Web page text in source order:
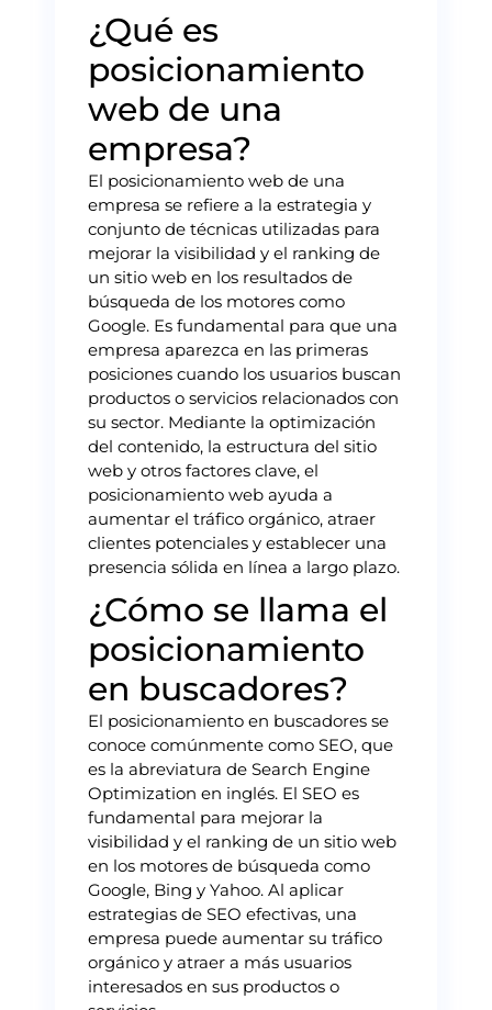
¿Qué es
posicionamiento
web de una
empresa?
El posicionamiento web de una
empresa se refiere a la estrategia y
conjunto de técnicas utilizadas para
mejorar la visibilidad y el ranking de
un sitio web en los resultados de
búsqueda de los motores como
Google. Es fundamental para que una
empresa aparezca en las primeras
posiciones cuando los usuarios buscan
productos o servicios relacionados con
su sector. Mediante la optimización
del contenido, la estructura del sitio
web y otros factores clave, el
posicionamiento web ayuda a
aumentar el tráfico orgánico, atraer
clientes potenciales y establecer una
presencia sólida en línea a largo plazo.
¿Cómo se llama el
posicionamiento
en buscadores?
El posicionamiento en buscadores se
conoce comúnmente como SEO, que
es la abreviatura de Search Engine
Optimization en inglés. El SEO es
fundamental para mejorar la
visibilidad y el ranking de un sitio web
en los motores de búsqueda como
Google, Bing y Yahoo. Al aplicar
estrategias de SEO efectivas, una
empresa puede aumentar su tráfico
orgánico y atraer a más usuarios
interesados en sus productos o